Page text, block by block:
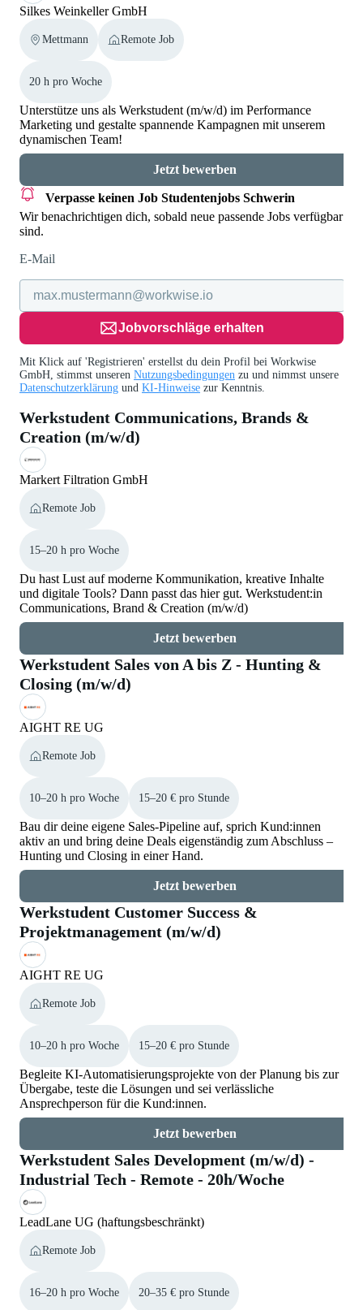
Silkes Weinkeller GmbH
Mettmann Remote Job
20 h pro Woche
Unterstütze uns als Werkstudent (m/w/d) im Performance
Marketing und gestalte spannende Kampagnen mit unserem
dynamischen Team!
Jetzt bewerben
Verpasse keinen Job Studentenjobs Schwerin
Wir benachrichtigen dich, sobald neue passende Jobs verfügbar
sind.
E-Mail
Jobvorschläge erhalten
Mit Klick auf 'Registrieren' erstellst du dein Profil bei Workwise
GmbH, stimmst unseren Nutzungsbedingungen zu und nimmst unsere
Datenschutzerklärung und KI-Hinweise zur Kenntnis.
Werkstudent Communications, Brands &
Creation (m/w/d)
Markert Filtration GmbH
Remote Job
15–20 h pro Woche
Du hast Lust auf moderne Kommunikation, kreative Inhalte
und digitale Tools? Dann passt das hier gut. Werkstudent:in
Communications, Brand & Creation (m/w/d)
Jetzt bewerben
Werkstudent Sales von A bis Z - Hunting &
Closing (m/w/d)
AIGHT RE UG
Remote Job
10–20 h pro Woche 15–20 € pro Stunde
Bau dir deine eigene Sales-Pipeline auf, sprich Kund:innen
aktiv an und bring deine Deals eigenständig zum Abschluss –
Hunting und Closing in einer Hand.
Jetzt bewerben
Werkstudent Customer Success &
Projektmanagement (m/w/d)
AIGHT RE UG
Remote Job
10–20 h pro Woche 15–20 € pro Stunde
Begleite KI-Automatisierungsprojekte von der Planung bis zur
Übergabe, teste die Lösungen und sei verlässliche
Ansprechperson für die Kund:innen.
Jetzt bewerben
Werkstudent Sales Development (m/w/d) -
Industrial Tech - Remote - 20h/Woche
LeadLane UG (haftungsbeschränkt)
Remote Job
16–20 h pro Woche 20–35 € pro Stunde